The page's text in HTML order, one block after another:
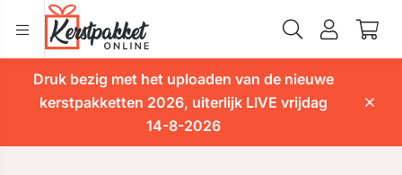
Druk bezig met het uploaden van de nieuwe
kerstpakketten 2026, uiterlijk LIVE vrijdag
14-8-2026